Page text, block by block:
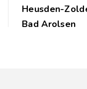
Heusden-
Bad Arolsen